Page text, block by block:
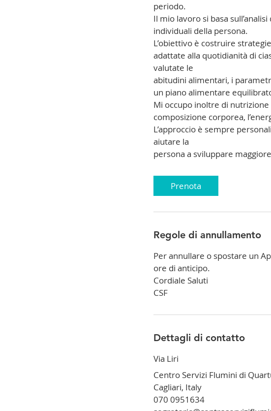
periodo.
Il mio lavoro si basa
individuali della persona.
L’obiettivo è costruire
adattate alla quotidianità di
valutate le
abitudini alimentari, i
un piano alimentare
Mi occupo inoltre di
composizione corporea,
L’approccio è sempre
aiutare la
persona a sviluppare
Prenota
Regole di annullamento
Per annullare o spostare un
ore di anticipo.
Cordiale Saluti
CSF
Dettagli di contatto
Via Liri
Centro Servizi Flumini di
Cagliari, Italy
070 0951634